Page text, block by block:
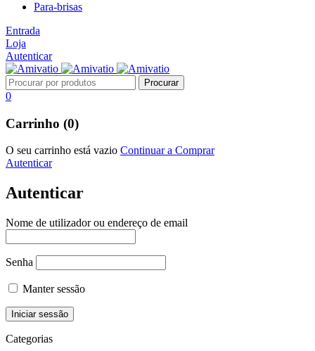
Para-brisas
Entrada
Loja
Autenticar
0
Carrinho (0)
O seu carrinho está vazio Continuar a Comprar
Autenticar
Autenticar
Nome de utilizador ou endereço de email
Senha
Manter sessão
Categorias